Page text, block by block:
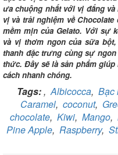
Ngân
Chi nhánh:
Chủ TK:
Số TK:
Ngân
Chủ TK:
Số TK:
Ngân
Chi nhánh:
Chủ TK:
ưa chuộng nhất với vị đắng
vị và trải nghiệm về
mềm mịn của Gelato. Với sự
và vị thơm ngon của sữa
thanh đặc trưng cùng sự
thức. Đây sẽ là sản phẩm
cách nhanh chóng.
Tags: , Albicocca, Bạc
Caramel, coconut,
chocolate, Kiwi, Mango,
Pine Apple, Raspberry,